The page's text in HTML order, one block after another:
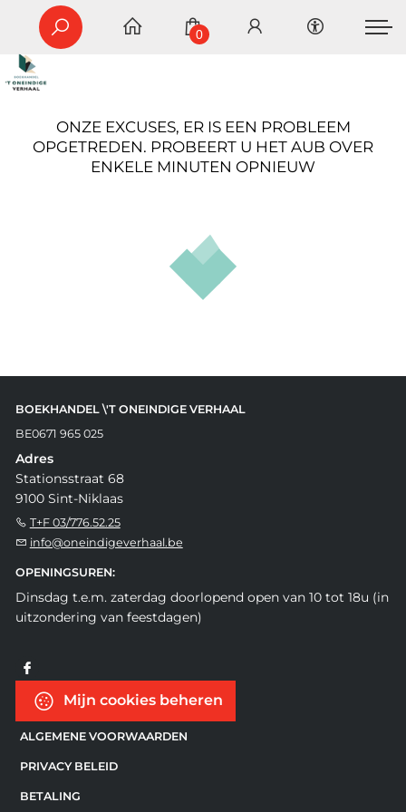
0
ONZE EXCUSES, ER IS EEN PROBLEEM
OPGETREDEN. PROBEERT U HET AUB OVER
ENKELE MINUTEN OPNIEUW
BOEKHANDEL \'T ONEINDIGE VERHAAL
BE0671 965 025
Adres
Stationsstraat 68
9100 Sint-Niklaas
T+F 03/776.52.25
info@oneindigeverhaal.be
OPENINGSUREN:
Dinsdag t.e.m. zaterdag doorlopend open van 10 tot 18u (in
uitzondering van feestdagen)
Mijn cookies beheren
ALGEMENE VOORWAARDEN
PRIVACY BELEID
BETALING